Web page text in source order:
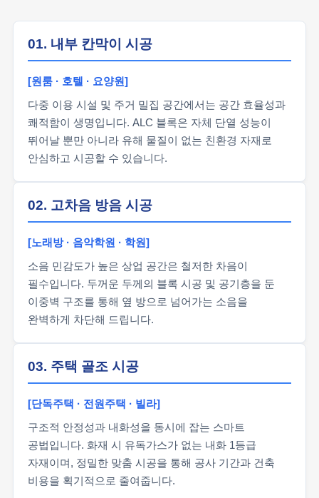
01. 내부 칸막이 시공
[원룸 · 호텔 · 요양원]
다중 이용 시설 및 주거 밀집 공간에서는 공간 효율성과
쾌적함이 생명입니다. ALC 블록은 자체 단열 성능이
뛰어날 뿐만 아니라 유해 물질이 없는 친환경 자재로
안심하고 시공할 수 있습니다.
02. 고차음 방음 시공
[노래방 · 음악학원 · 학원]
소음 민감도가 높은 상업 공간은 철저한 차음이
필수입니다. 두꺼운 두께의 블록 시공 및 공기층을 둔
이중벽 구조를 통해 옆 방으로 넘어가는 소음을
완벽하게 차단해 드립니다.
03. 주택 골조 시공
[단독주택 · 전원주택 · 빌라]
구조적 안정성과 내화성을 동시에 잡는 스마트
공법입니다. 화재 시 유독가스가 없는 내화 1등급
자재이며, 정밀한 맞춤 시공을 통해 공사 기간과 건축
비용을 획기적으로 줄여줍니다.